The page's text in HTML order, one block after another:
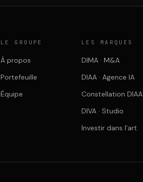
LE GROUPE
À propos
Portefeuille
Équipe
LES MARQUES
DIMA · M&A
DIAA · Agence IA
Constellation DIAA
DIVA · Studio
Investir dans l’art